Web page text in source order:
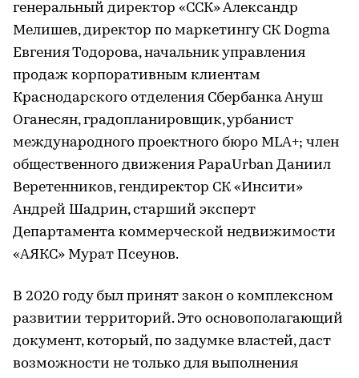
генеральный директор «ССК» Александр
Мелишев, директор по маркетингу СК Dogma
Евгения Тодорова, начальник управления
продаж корпоративным клиентам
Краснодарского отделения Сбербанка Ануш
Оганесян, градопланировщик, урбанист
международного проектного бюро MLA+; член
общественного движения PapaUrban Даниил
Веретенников, гендиректор СК «Инсити»
Андрей Шадрин, старший эксперт
Департамента коммерческой недвижимости
«АЯКС» Мурат Псеунов.
В 2020 году был принят закон о комплексном
развитии территорий. Это основополагающий
документ, который, по задумке властей, даст
возможности не только для выполнения